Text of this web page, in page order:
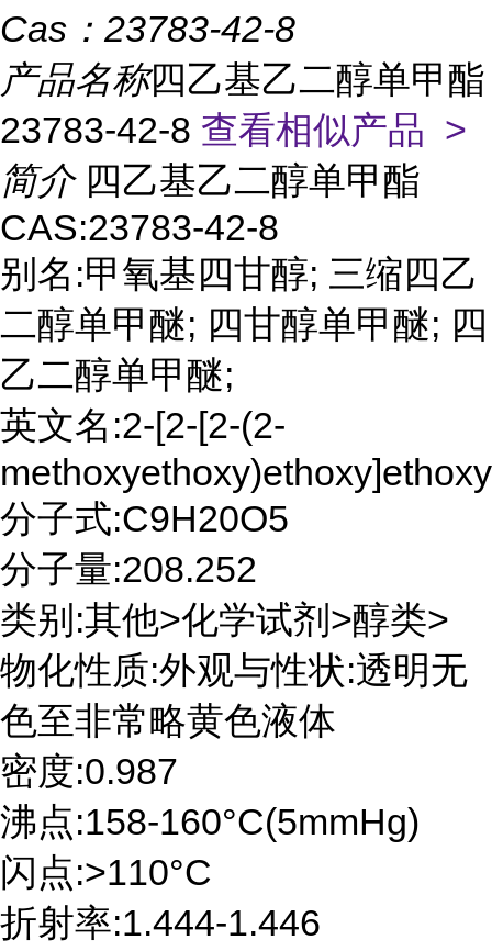
Cas： 23783-42-8
产品名称四乙基乙二醇单甲酯
23783-42-8 查看相似产品 >
简介 四乙基乙二醇单甲酯
CAS:23783-42-8
别名:甲氧基四甘醇; 三缩四乙
二醇单甲醚; 四甘醇单甲醚; 四
乙二醇单甲醚;
英文名:2-[2-[2-(2-
分子式:C9H20O5
分子量:208.252
类别:其他>化学试剂>醇类>
物化性质:外观与性状:透明无
色至非常略黄色液体
密度:0.987
沸点:158-160°C(5mmHg)
闪点:>110°C
折射率:1.444-1.446